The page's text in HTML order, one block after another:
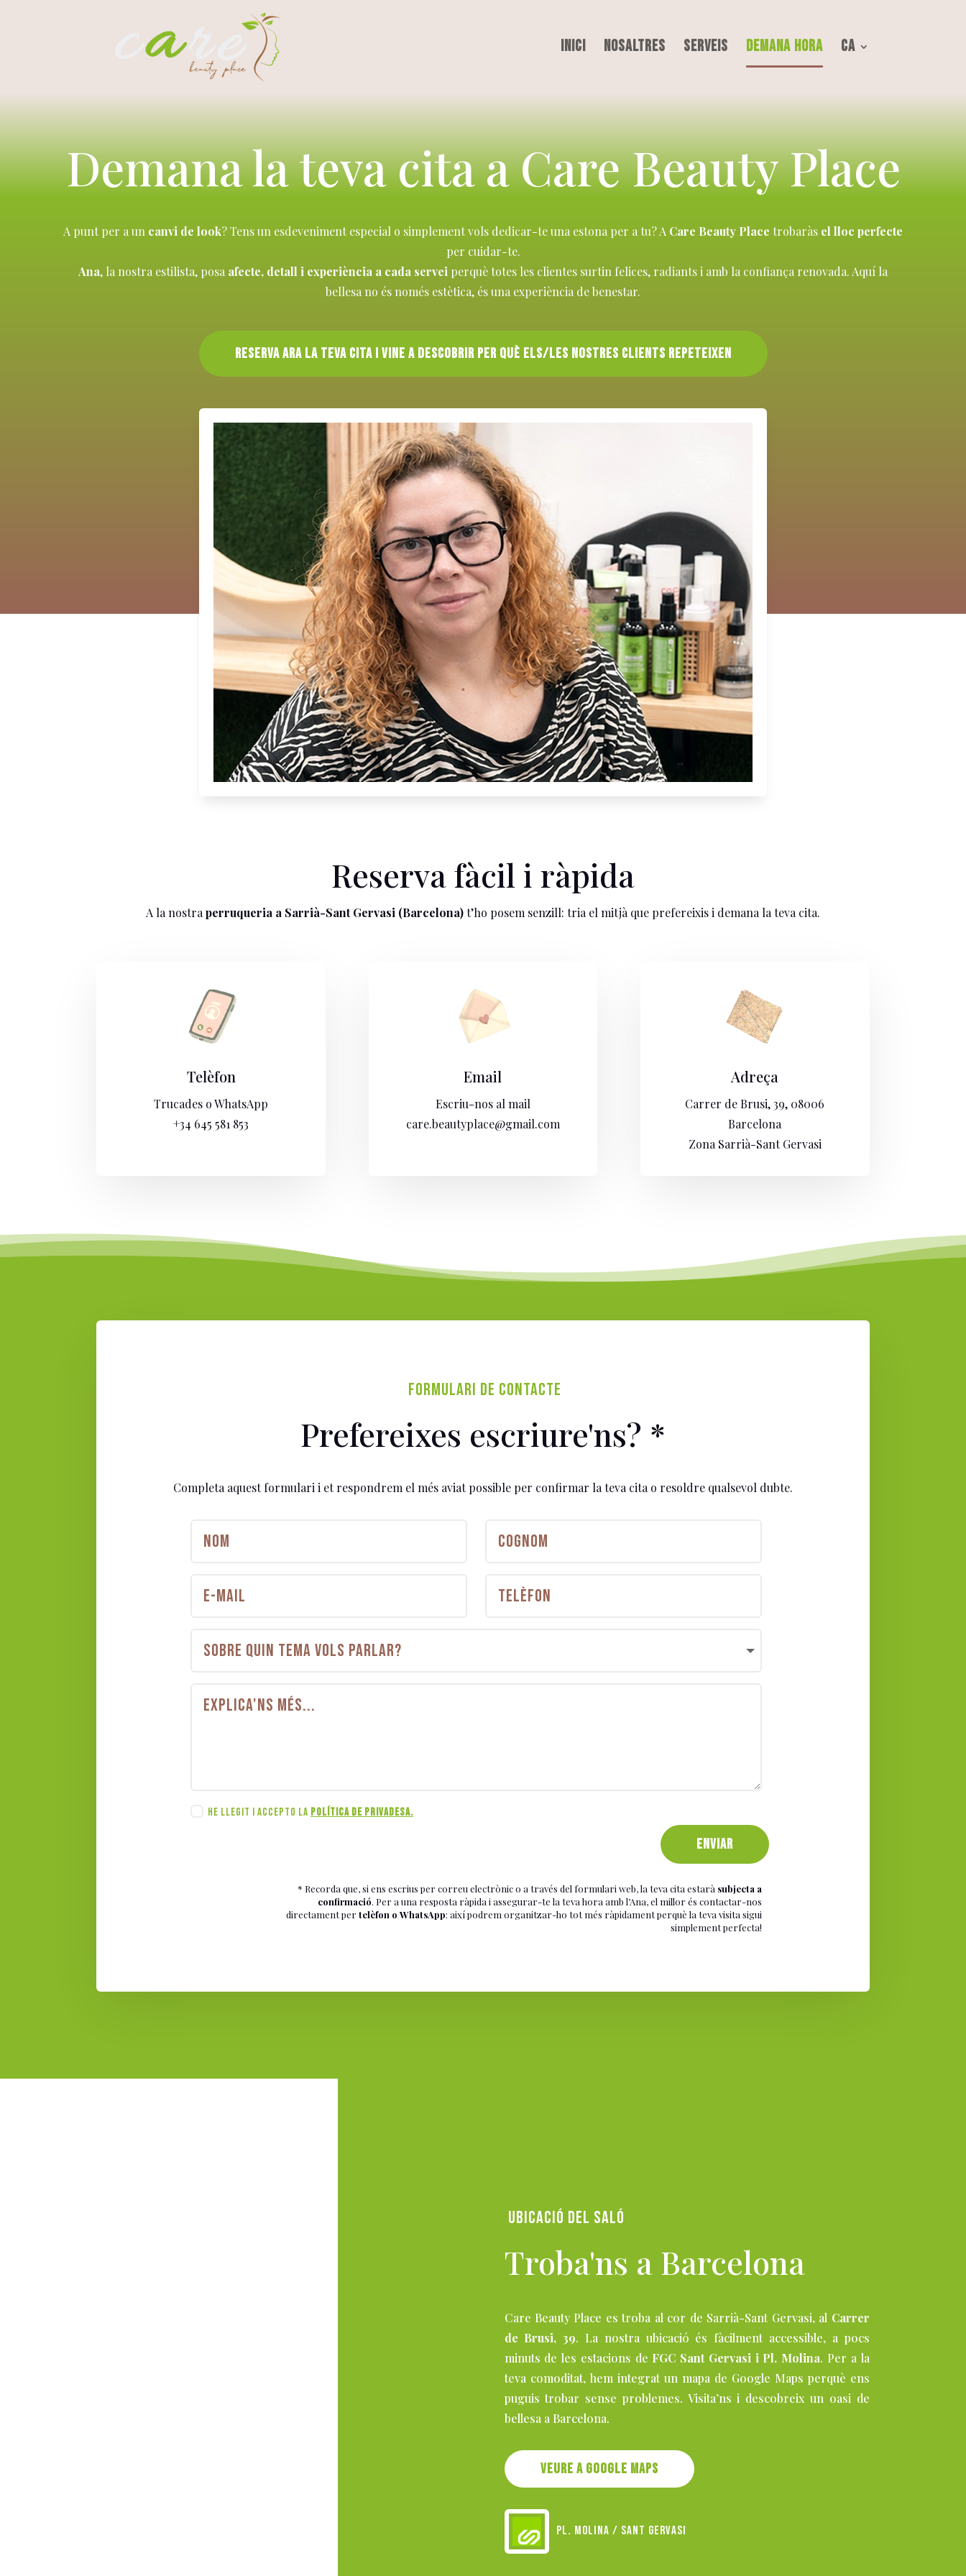
Inici Nosaltres Serveis Demana Hora CA
Demana la teva cita a Care Beauty Place
A punt per a un canvi de look? Tens un esdeveniment especial o simplement vols dedicar-te una estona per a tu? A Care Beauty Place trobaràs el lloc perfecte
per cuidar-te.
Ana, la nostra estilista, posa afecte, detall i experiència a cada servei perquè totes les clientes surtin felices, radiants i amb la confiança renovada. Aquí la
bellesa no és només estètica, és una experiència de benestar.
Reserva ara la teva cita i vine a descobrir per què els/les nostres clients repeteixen
Reserva fàcil i ràpida
A la nostraperruqueria a Sarrià-Sant Gervasi (Barcelona)t’ho posem senzill: tria el mitjà que prefereixis i demana la teva cita.
Telèfon
Trucades o WhatsApp
+34 645 581 853
Email
Escriu-nos al mail
care.beautyplace@gmail.com
Adreça
Carrer de Brusi, 39, 08006
Barcelona
Zona Sarrià-Sant Gervasi
FORMULARI DE CONTACTE
Prefereixes escriure'ns? *
Completa aquest formulari i et respondrem el més aviat possible per confirmar la teva cita o resoldre qualsevol dubte.
HE LLEGIT I ACCEPTO LA POLÍTICA DE PRIVADESA.
ENVIAR
* Recorda que, si ens escrius per correu electrònic o a través del formulari web, la teva cita estarà subjecta a
confirmació. Per a una resposta ràpida i assegurar-te la teva hora amb l’Ana, el millor és contactar-nos
directament pertelèfon o WhatsApp: així podrem organitzar-ho tot més ràpidament perquè la teva visita sigui
simplement perfecta!
UBICACIÓ DEL SALÓ
Troba'ns a Barcelona
Care Beauty Place es troba al cor de Sarrià-Sant Gervasi, al Carrer
de Brusi, 39. La nostra ubicació és fàcilment accessible, a pocs
minuts de les estacions de FGC Sant Gervasi i Pl. Molina. Per a la
teva comoditat, hem integrat un mapa de Google Maps perquè ens
puguis trobar sense problemes. Visita’ns i descobreix un oasi de
bellesa a Barcelona.
Veure a Google maps
Pl. Molina / Sant Gervasi